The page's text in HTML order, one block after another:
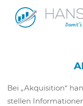
Bei „Akquisition“
stellen